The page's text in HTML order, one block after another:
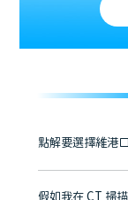
點解要選擇維港
維港口腔踐行「醫